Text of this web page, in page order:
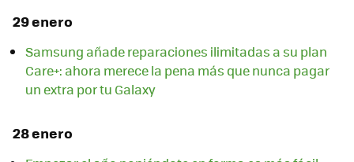
29 enero
Samsung añade reparaciones ilimitadas a su plan
Care+: ahora merece la pena más que nunca pagar
un extra por tu Galaxy
28 enero